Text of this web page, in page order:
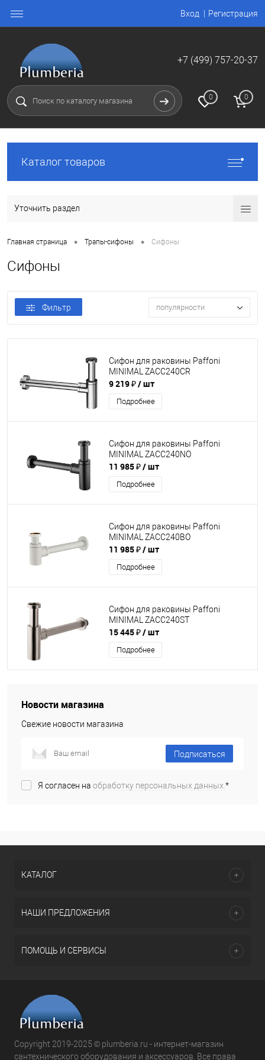
Вход Регистрация
+7 (499) 757-20-37
0 0
Каталог товаров
Уточнить раздел
Главная страница • Трапы-сифоны • Сифоны
Сифоны
Фильтр популярности
Сифон для раковины Paffoni
MINIMAL ZACC240CR
9 219 ₽/ шт
Подробнее
Сифон для раковины Paffoni
MINIMAL ZACC240NO
11 985 ₽/ шт
Подробнее
Сифон для раковины Paffoni
MINIMAL ZACC240BO
11 985 ₽/ шт
Подробнее
Сифон для раковины Paffoni
MINIMAL ZACC240ST
15 445 ₽/ шт
Подробнее
Новости магазина
Свежие новости магазина
Подписаться
Я согласен на обработку персональных данных.*
КАТАЛОГ
НАШИ ПРЕДЛОЖЕНИЯ
ПОМОЩЬ И СЕРВИСЫ
Copyright 2019-2025 © plumberia.ru - интернет-магазин
сантехнического оборудования и аксессуаров. Все права